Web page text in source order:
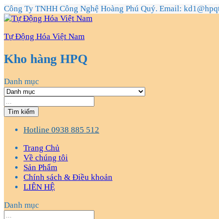
Công Ty TNHH Công Nghệ Hoàng Phú Quý. Email:
Tự Động Hóa Việt Nam
Kho hàng HPQ
Danh mục
Tìm kiếm
Hotline 0938 885 512
Trang Chủ
Về chúng tôi
Sản Phẩm
Chính sách & Điều khoản
LIÊN HỆ
Danh mục